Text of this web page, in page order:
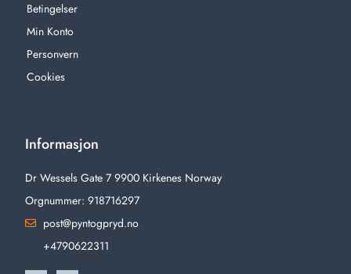
Betingelser
Min Konto
Personvern
Cookies
Informasjon
Dr Wessels Gate 7 9900 Kirkenes Norway
Orgnummer: 918716297
post@pyntogpryd.no
+4790622311